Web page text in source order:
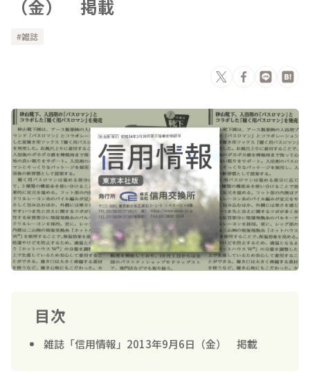
（金） 掲載
雑誌
目次
雑誌「信用情報」2013年9月6日（金） 掲載